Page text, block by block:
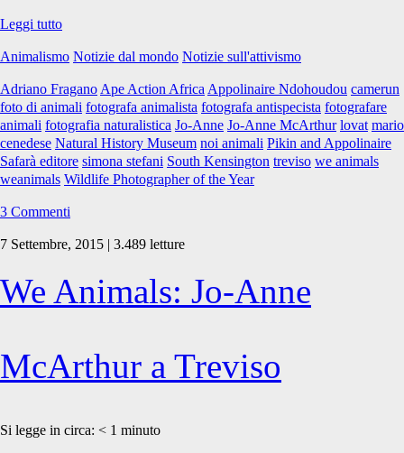
Leggi tuttoJo-
McArthur
Photographer
of
the
Year
2018
Animalismo Notizie dal mondo Notizie sull'attivismo
Adriano Fragano Ape Action Africa Appolinaire Ndohoudou camerun
foto di animali fotografa animalista fotografa antispecista fotografare
animali fotografia naturalistica Jo-Anne Jo-Anne McArthur lovat mario
cenedese Natural History Museum noi animali Pikin and Appolinaire
Safarà editore simona stefani South Kensington treviso we animals
weanimals Wildlife Photographer of the Year
3 Commenti
7 Settembre, 2015 | 3.489 letture
We Animals: Jo-Anne
McArthur a Treviso
Si legge in circa: < 1 minuto